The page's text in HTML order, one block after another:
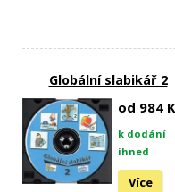
Globální slabikář 2
od 984
k dodání
ihned
Více